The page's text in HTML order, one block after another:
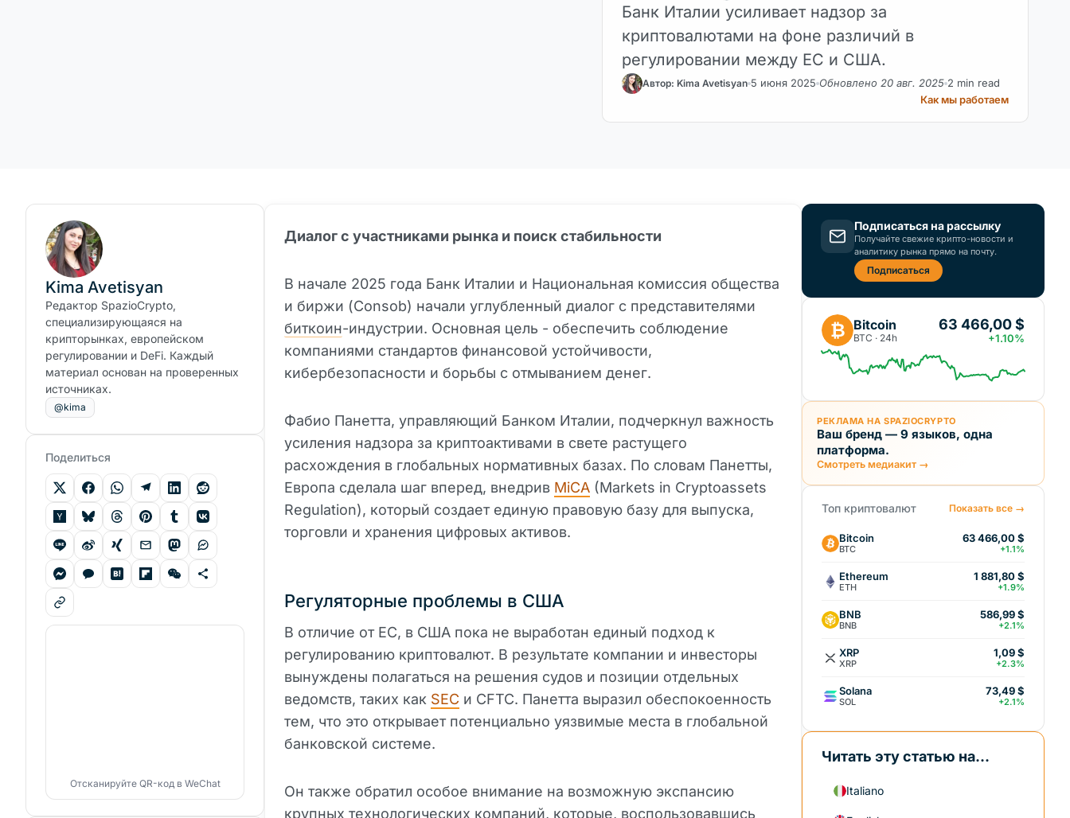
Банк Италии усиливает надзор за
криптовалютами на фоне различий в
регулировании между ЕС и США.
Автор: Kima Avetisyan 5 июня 2025 Обновлено 20 авг. 2025 2 min read
Как мы работаем
Диалог с участниками рынка и поиск стабильности
В начале 2025 года Банк Италии и Национальная комиссия общества
и биржи (Consob) начали углубленный диалог с представителями
биткоин-индустрии. Основная цель - обеспечить соблюдение
компаниями стандартов финансовой устойчивости,
кибербезопасности и борьбы с отмыванием денег.
Фабио Панетта, управляющий Банком Италии, подчеркнул важность
усиления надзора за криптоактивами в свете растущего
расхождения в глобальных нормативных базах. По словам Панетты,
Европа сделала шаг вперед, внедрив MiCA (Markets in Cryptoassets
Regulation), который создает единую правовую базу для выпуска,
торговли и хранения цифровых активов.
Регуляторные проблемы в США
В отличие от ЕС, в США пока не выработан единый подход к
регулированию криптовалют. В результате компании и инвесторы
вынуждены полагаться на решения судов и позиции отдельных
ведомств, таких как SEC и CFTC. Панетта выразил обеспокоенность
тем, что это открывает потенциально уязвимые места в глобальной
банковской системе.
Он также обратил особое внимание на возможную экспансию
крупных технологических компаний, которые, воспользовавшись
Kima Avetisyan
Редактор SpazioCrypto,
специализирующаяся на
крипторынках, европейском
регулировании и DeFi. Каждый
материал основан на проверенных
источниках.
@kima
Поделиться
Отсканируйте QR-код в WeChat
Подписаться на рассылку
Получайте свежие крипто-новости и
аналитику рынка прямо на почту.
Подписаться
₿ Bitcoin
BTC · 24h
63 466,00 $
+1.10%
РЕКЛАМА НА SPAZIOCRYPTO
Ваш бренд — 9 языков, одна
платформа.
Смотреть медиакит →
Топ криптовалют Показать все →
Bitcoin
BTC
63 466,00 $
+1.1%
Ethereum
ETH
1 881,80 $
+1.9%
BNB
BNB
586,99 $
+2.1%
XRP
XRP
1,09 $
+2.3%
Solana
SOL
73,49 $
+2.1%
Читать эту статью на...
Italiano